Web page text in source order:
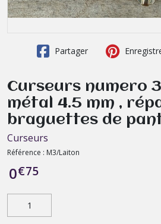
Partager
Curseurs numero
métal 4.5 mm ,
braguettes de
Curseurs
Référence : M3/Laiton
0€75